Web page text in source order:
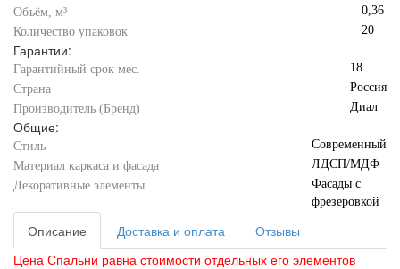
Объём, м³
0,36
Количество упаковок
20
Гарантии:
Гарантийный срок мес.
18
Страна
Россия
Производитель (Бренд)
Диал
Общие:
Стиль
Современный
Материал каркаса и фасада
ЛДСП/МДФ
Декоративные элементы
Фасады с
фрезеровкой
Описание Доставка и оплата
Отзывы
Цена Спальни равна стоимости отдельных его элементов